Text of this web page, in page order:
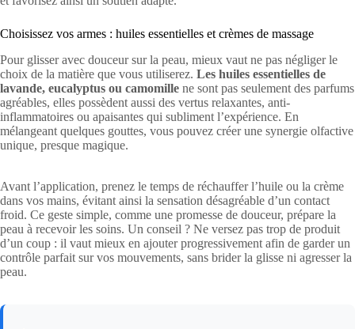
Choisissez vos armes : huiles essentielles et crèmes de massage
Pour glisser avec douceur sur la peau, mieux vaut ne pas négliger le
choix de la matière que vous utiliserez. Les huiles essentielles de
lavande, eucalyptus ou camomille ne sont pas seulement des parfums
agréables, elles possèdent aussi des vertus relaxantes, anti-
inflammatoires ou apaisantes qui subliment l’expérience. En
mélangeant quelques gouttes, vous pouvez créer une synergie olfactive
unique, presque magique.
Avant l’application, prenez le temps de réchauffer l’huile ou la crème
dans vos mains, évitant ainsi la sensation désagréable d’un contact
froid. Ce geste simple, comme une promesse de douceur, prépare la
peau à recevoir les soins. Un conseil ? Ne versez pas trop de produit
d’un coup : il vaut mieux en ajouter progressivement afin de garder un
contrôle parfait sur vos mouvements, sans brider la glisse ni agresser la
peau.